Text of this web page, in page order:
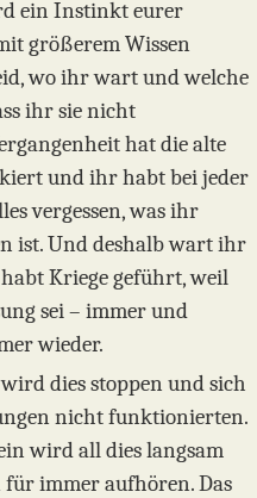
ein Instinkt eurer
größerem Wissen
wo ihr wart und welche
ihr sie nicht
hat die alte
und ihr habt bei jeder
vergessen, was ihr
ist. Und deshalb wart ihr
Kriege geführt, weil
sei – immer und
wieder.
dies stoppen und sich
nicht funktionierten.
wird all dies langsam
immer aufhören. Das